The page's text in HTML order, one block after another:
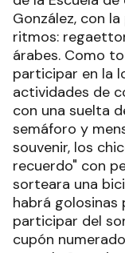
González, con
ritmos:
árabes. Como
participar en la
actividades de
con una suelta
semáforo y
souvenir, los
recuerdo" con
sorteara una
habrá golosinas
participar del
cupón